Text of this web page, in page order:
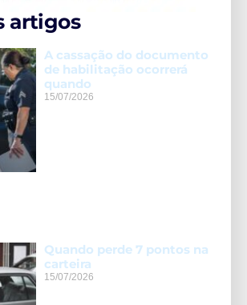
artigos
A cassação do documento
de habilitação ocorrerá
quando
15/07/2026
Quando perde 7 pontos na
carteira
15/07/2026